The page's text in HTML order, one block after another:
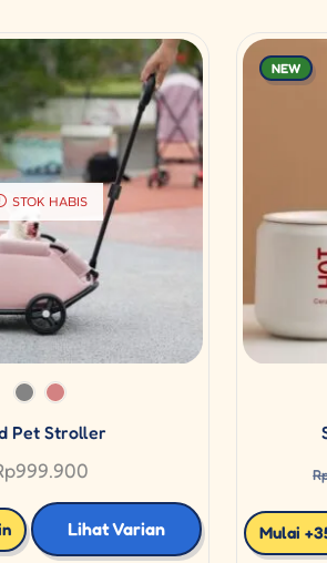
STOK HABIS
Pet Stroller
999.900
Lihat Varian
NEW
Mulai